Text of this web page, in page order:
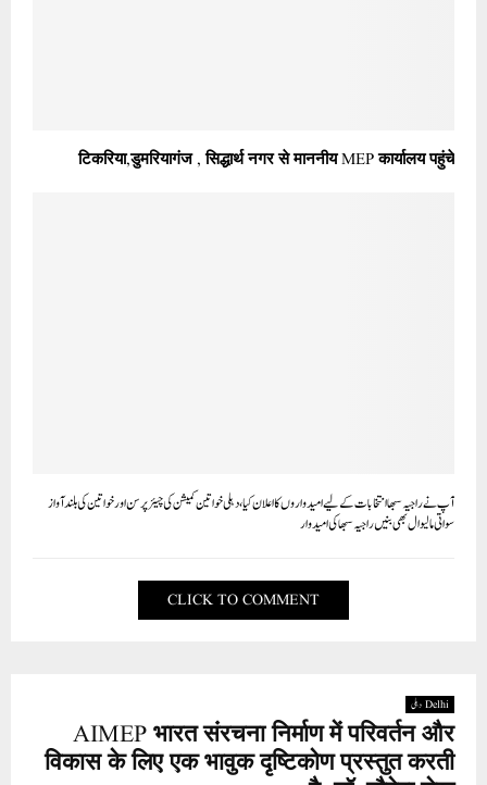
टिकरिया,डुमरियागंज , सिद्धार्थ नगर से माननीय MEP कार्यालय पहुंचे
آپ نے راجیہ سبھا انتخابات کے لیے امیدواروں کا اعلان کیا، دہلی خواتین کمیشن کی چیئرپرسن اور خواتین کی بلند آواز
سواتی مالیوال بھی بنیں راجیہ سبھا کی امیدوار
CLICK TO COMMENT
Delhi دہلی
AIMEP भारत संरचना निर्माण में परिवर्तन और
विकास के लिए एक भावुक दृष्टिकोण प्रस्तुत करती